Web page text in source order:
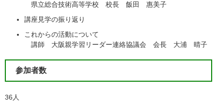
県立総合技術高等学校 校長 飯田 惠美子
講座見学の振り返り
これからの活動について
講師 大阪親学習リーダー連絡協議会 会長 大浦 晴子
参加者数
36人